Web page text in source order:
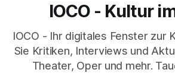
IOCO - Kultur
IOCO - Ihr digitales Fenster zur
Sie Kritiken, Interviews und
Theater, Oper und mehr.